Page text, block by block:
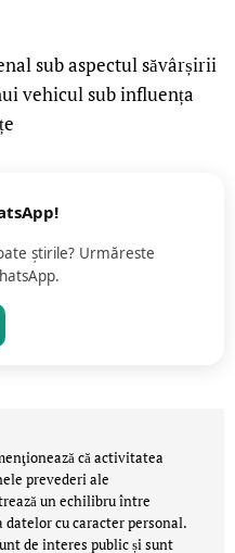
sub aspectul săvârșirii
vehicul sub influența
știrile? Urmăreste
că activitatea
prevederi ale
un echilibru între
cu caracter personal.
de interes public și sunt